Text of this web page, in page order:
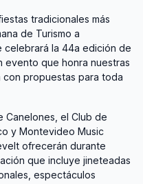
tradicionales más
de Turismo a
celebrará la 44a edición de
evento que honra nuestras
propuestas para toda
Canelones, el Club de
y Montevideo Music
ofrecerán durante
que incluye jineteadas
espectáculos